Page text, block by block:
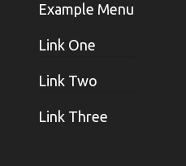
Example Menu
Link One
Link Two
Link Three